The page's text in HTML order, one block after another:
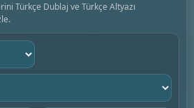
Türkçe Dublaj ve Türkçe Altyazı